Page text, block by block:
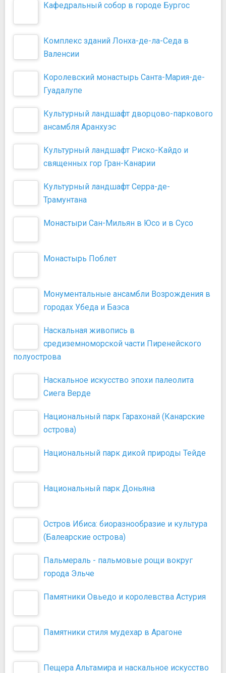
Кафедральный собор в городе Бургос
Комплекс зданий Лонха-де-ла-Седа в
Валенсии
Королевский монастырь Санта-Мария-де-
Гуадалупе
Культурный ландшафт дворцово-паркового
ансамбля Аранхуэс
Культурный ландшафт Риско-Кайдо и
священных гор Гран-Канарии
Культурный ландшафт Серра-де-
Трамунтана
Монастыри Сан-Мильян в Юсо и в Сусо
Монастырь Поблет
Монументальные ансамбли Возрождения в
городах Убеда и Баэса
Наскальная живопись в
средиземноморской части Пиренейского
полуострова
Наскальное искусство эпохи палеолита
Сиега Верде
Национальный парк Гарахонай (Канарские
острова)
Национальный парк дикой природы Тейде
Национальный парк Доньяна
Остров Ибиса: биоразнообразие и культура
(Балеарские острова)
Пальмераль - пальмовые рощи вокруг
города Эльче
Памятники Овьедо и королевства Астурия
Памятники стиля мудехар в Арагоне
Пещера Альтамира и наскальное искусство